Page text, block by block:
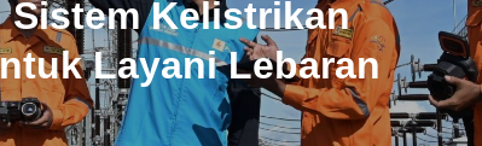
Sistem Kelistrikan
Layani Lebaran